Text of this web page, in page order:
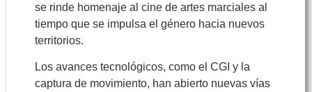
se rinde homenaje al cine de artes marciales al
tiempo que se impulsa el género hacia nuevos
territorios.
Los avances tecnológicos, como el CGI y la
captura de movimiento, han abierto nuevas vías